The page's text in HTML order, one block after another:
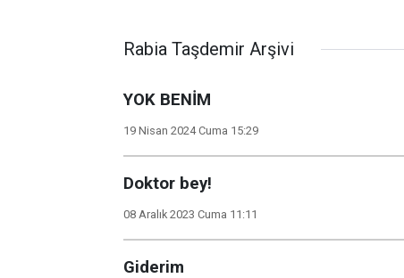
Rabia Taşdemir Arşivi
YOK BENİM
19 Nisan 2024 Cuma 15:29
Doktor bey!
08 Aralık 2023 Cuma 11:11
Giderim